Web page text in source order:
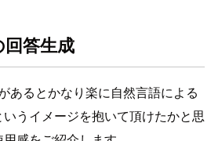
答生成
あるとかなり楽に自然言語による
うイメージを抱いて頂けたかと思